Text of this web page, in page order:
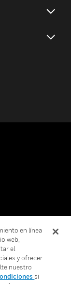
en línea
web,
el
y ofrecer
nuestro
si